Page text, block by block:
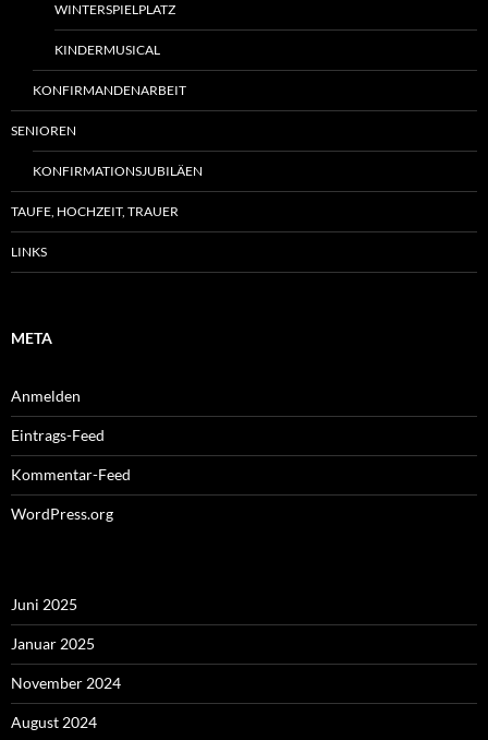
WINTERSPIELPLATZ
KINDERMUSICAL
KONFIRMANDENARBEIT
SENIOREN
KONFIRMATIONSJUBILÄEN
TAUFE, HOCHZEIT, TRAUER
LINKS
META
Anmelden
Eintrags-Feed
Kommentar-Feed
WordPress.org
Juni 2025
Januar 2025
November 2024
August 2024